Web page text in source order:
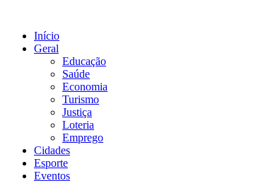
conteúdo
Início
Geral
Educação
Saúde
Economia
Turismo
Justiça
Loteria
Emprego
Cidades
Esporte
Eventos